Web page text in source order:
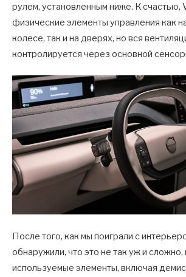
рулем, установленным ниже. К счастью,
физические элементы управления как
колесе, так и на дверях, но вся
контролируется через основной
После того, как мы поиграли с
обнаружили, что это не так уж и сложно,
используемые элементы, включая